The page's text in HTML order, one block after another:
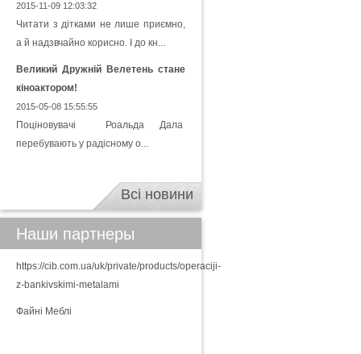
2015-11-09 12:03:32
Читати з дітками не лише приємно,
а й надзвчайно корисно. І до кн...
Великий Дружній Велетень стане
кіноактором!
2015-05-08 15:55:55
Поціновувачі Роальда Дала
перебувають у радісному о...
Всі новини
Наши партнеры
https://cib.com.ua/uk/private/products/operaciji-
z-bankivskimi-metalami
Файні Меблі